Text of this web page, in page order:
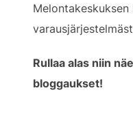
Rullaa alas niin
bloggaukset!